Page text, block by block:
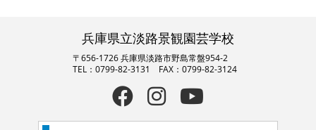
兵庫県立淡路景観園芸学校
〒656-1726 兵庫県淡路市野島常盤954-2
TEL：0799-82-3131 FAX：0799-82-3124